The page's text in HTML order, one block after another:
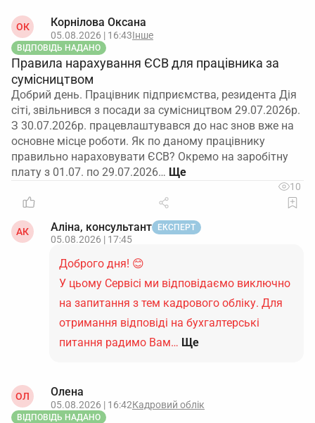
ОК Корнілова Оксана
05.08.2026 | 16:43Інше
ВІДПОВІДЬ НАДАНО
Правила нарахування ЄСВ для працівника за
сумісництвом
Добрий день. Працівник підприємства, резидента Дія
сіті, звільнився з посади за сумісництвом 29.07.2026р.
З 30.07.2026р. працевлаштувався до нас знов вже на
основне місце роботи. Як по даному працівнику
правильно нараховувати ЄСВ? Окремо на заробітну
плату з 01.07. по 29.07.2026…
10
АК Аліна, консультант ЕКСПЕРТ
05.08.2026 | 17:45
Доброго дня! 😊
У цьому Сервісі ми відповідаємо виключно
на запитання з тем кадрового обліку. Для
отримання відповіді на бухгалтерські
питання радимо Вам… Ще
ОЛ Олена
05.08.2026 | 16:42Кадровий облік
ВІДПОВІДЬ НАДАНО